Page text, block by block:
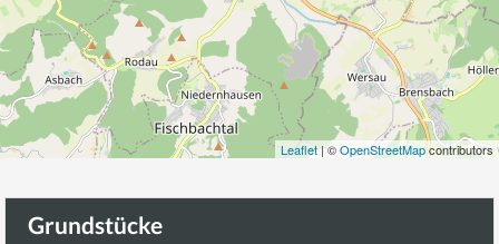
Leaflet| ©OpenStreetMapcontributors
Grundstücke